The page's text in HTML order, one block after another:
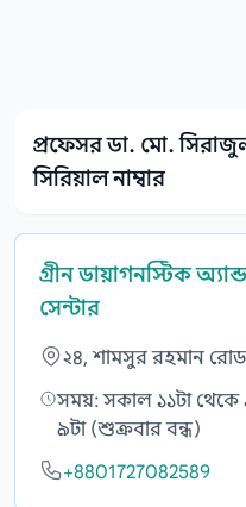
প্রফেসর ডা. মো.
সিরিয়াল নাম্বার
গ্রীন ডায়াগনস্টিক
সেন্টার
২৪, শামসুর রহমান
সময়: সকাল ১১টা থেকে
৯টা (শুক্রবার বন্ধ)
+8801727082589